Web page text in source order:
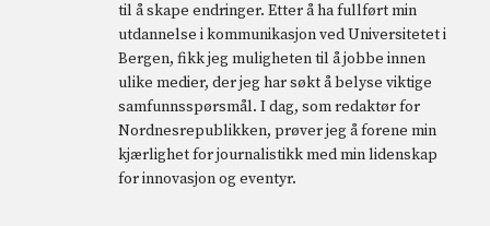
til å skape endringer. Etter å ha fullført min
utdannelse i kommunikasjon ved Universitetet i
Bergen, fikk jeg muligheten til å jobbe innen
ulike medier, der jeg har søkt å belyse viktige
samfunnsspørsmål. I dag, som redaktør for
Nordnesrepublikken, prøver jeg å forene min
kjærlighet for journalistikk med min lidenskap
for innovasjon og eventyr.